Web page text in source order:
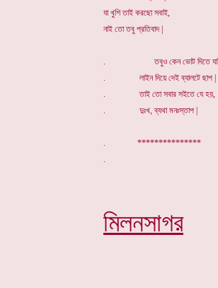
যা খুশি তাই করছো সবাই,
নাই তো তবু প্রতিবাদ |
. তবুও কেন ভোট দিতে
. লাইন দিয়ে দেই ব্যালটে ছাপ |
. তাই তো সবার সইতে যে হয়,
. দুঃখ, ব্যথা মনঃস্তাপ |
. ***************
মিলনসাগর